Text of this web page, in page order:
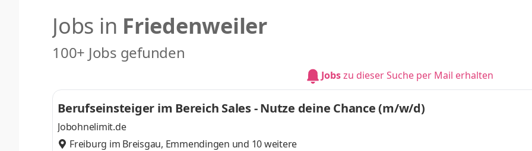
Jobs in Friedenweiler
100+ Jobs gefunden
Jobszu dieser Suche per Mail erhalten
Berufseinsteiger im Bereich Sales - Nutze deine Chance (m/w/d)
Jobohnelimit.de
Freiburg im Breisgau, Emmendingen und 10 weitere